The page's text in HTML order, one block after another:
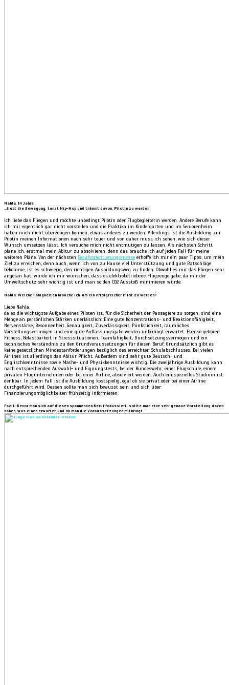
Nahla, 14 Jahre
…liebt die Bewegung, tanzt Hip-Hop und träumt davon, Pilotin zu werden
Ich liebe das Fliegen und möchte unbedingt Pilotin oder Flugbegleiterin werden. Andere Berufe kann
ich mir eigentlich gar nicht vorstellen und die Praktika im Kindergarten und im Seniorenheim
haben mich nicht überzeugen können, etwas anderes zu werden. Allerdings ist die Ausbildung zur
Pilotin meinen Informationen nach sehr teuer und von daher muss ich sehen, wie sich dieser
Wunsch umsetzen lässt. Ich versuche mich nicht entmutigen zu lassen. Als nächsten Schritt
plane ich, erstmal mein Abitur zu absolvieren, denn das brauche ich auf jeden Fall für meine
weiteren Pläne. Von der nächsten Berufsorientierungsmesse erhoffe ich mir ein paar Tipps, um mein
Ziel zu erreichen, denn auch, wenn ich von zu Hause viel Unterstützung und gute Ratschläge
bekomme, ist es schwierig, den richtigen Ausbildungsweg zu finden. Obwohl es mir das Fliegen sehr
angetan hat, würde ich mir wünschen, dass es elektrobetriebene Flugzeuge gäbe, da mir der
Umweltschutz sehr wichtig ist und man so den CO2 Ausstoß minimieren würde.
Nahla: Welche Fähigkeiten brauche ich, um ein erfolgreicher Pilot zu werden?
Liebe Nahla,
da es die wichtigste Aufgabe eines Piloten ist, für die Sicherheit der Passagiere zu sorgen, sind eine
Menge an persönlichen Stärken unerlässlich: Eine gute Konzentrations- und Reaktionsfähigkeit,
Nervenstärke, Besonnenheit, Genauigkeit, Zuverlässigkeit, Pünktlichkeit, räumliches
Vorstellungsvermögen und eine gute Auffassungsgabe werden unbedingt erwartet. Ebenso gehören
Fitness, Belastbarkeit in Stresssituationen, Teamfähigkeit, Durchsetzungsvermögen und ein
technisches Verständnis zu den Grundvoraussetzungen für diesen Beruf. Grundsätzlich gibt es
keine gesetzlichen Mindestanforderungen bezüglich des erreichten Schulabschlusses. Bei vielen
Airlines ist allerdings das Abitur Pflicht. Außerdem sind sehr gute Deutsch- und
Englischkenntnisse sowie Mathe- und Physikkenntnisse wichtig. Die zweijährige Ausbildung kann
nach entsprechenden Auswahl- und Eignungstests, bei der Bundeswehr, einer Flugschule, einem
privaten Flugunternehmen oder bei einer Airline, absolviert werden. Auch ein spezielles Studium ist
denkbar. In jedem Fall ist die Ausbildung kostspielig, egal ob sie privat oder bei einer Airline
durchgeführt wird. Dessen sollte man sich bewusst sein und sich über
Finanzierungsmöglichkeiten frühzeitig informieren.
Fazit: Bevor man sich auf diesen spannenden Beruf fokussiert, sollte man eine sehr genaue Vorstellung davon
haben, was einen erwartet und ob man die Voraussetzungen mitbringt.